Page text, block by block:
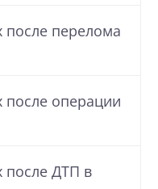
перелома
операции
после ДТП в